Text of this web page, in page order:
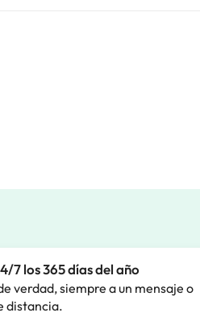
7 los 365 días del año
verdad, siempre a un mensaje o
distancia.